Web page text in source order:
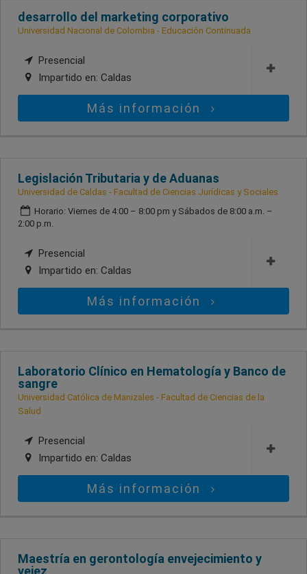
desarrollo del marketing corporativo
Universidad Nacional de Colombia - Educación Continuada
Presencial
Impartido en: Caldas
Más información
Legislación Tributaria y de Aduanas
Universidad de Caldas - Facultad de Ciencias Jurídicas y Sociales
Horario: Viernes de 4:00 – 8:00 pm y Sábados de 8:00 a.m. –
2:00 p.m.
Presencial
Impartido en: Caldas
Más información
Laboratorio Clínico en Hematología y Banco de
sangre
Universidad Católica de Manizales - Facultad de Ciencias de la
Salud
Presencial
Impartido en: Caldas
Más información
Maestría en gerontología envejecimiento y
vejez